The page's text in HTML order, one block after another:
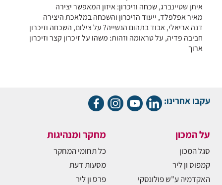
איתן שטיינברג, שכחה וזיכרון: איזון המאפשר יצירה
מאיר אפלפלד, ייעוד הזיכרון והשכחה במלאכת היצירה
דנה אריאלי, אבוד בתהום הנשייה? על צילום, השכחה וזיכרון
חביבה פדיה, על טראומה וזהות: משהו על זיכרון קצר וזיכרון
ארוך
עקבו אחרינו:
על המכון
סגל המכון
קמפוס ון ליר
האקדמיה ע"ש פולונסקי
מחקר ומנהיגות
כל תחומי המחקר
מסעות דעת
פרס ון ליר